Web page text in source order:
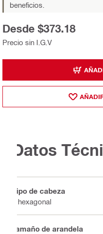
beneficios.
Precio sin I.G.V
Desde $373.18
Datos
Tipo de cabeza
8 hexagonal
Tamaño de arandela